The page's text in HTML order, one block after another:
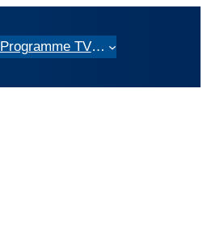
Programme TV…